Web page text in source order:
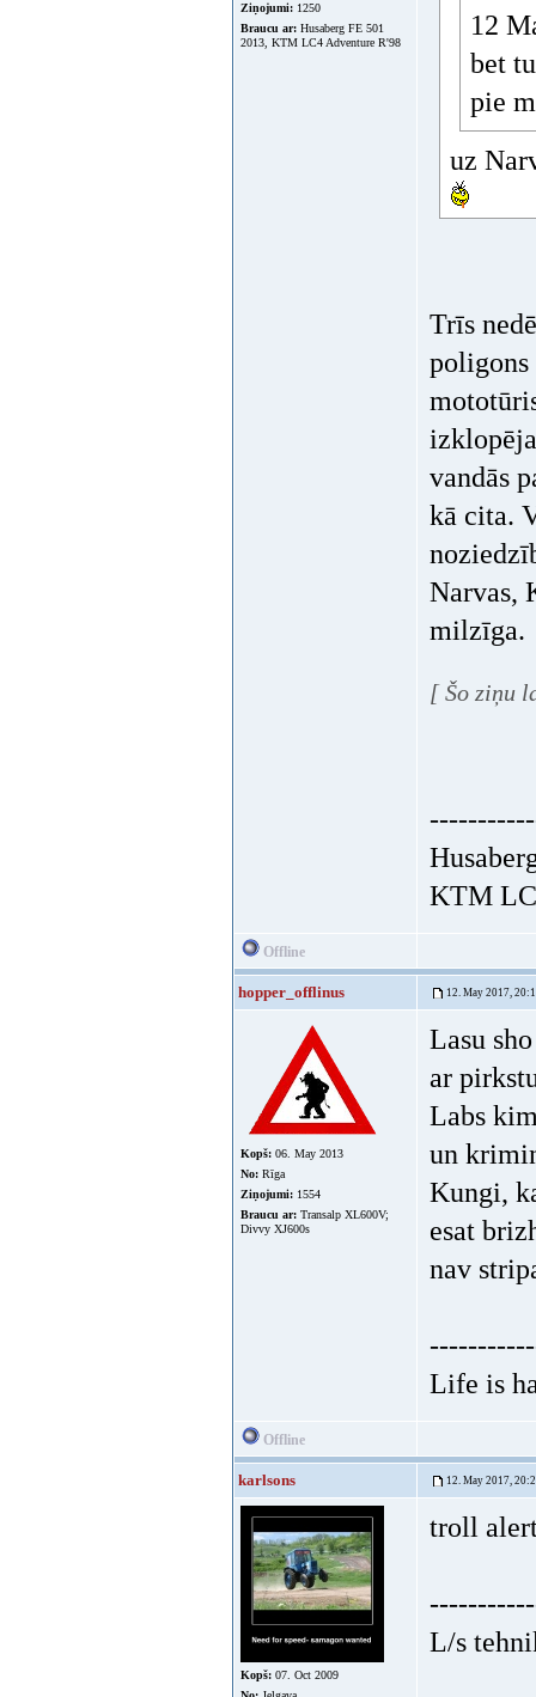
Ziņojumi: 1250
Braucu ar: Husaberg FE 501
2013, KTM LC4 Adventure R'98
12
bet
pie
uz
Trīs
poligons
vandās
kā cita.
Narvas,
milzīga.
[ Šo ziņu
KTM
Offline
hopper_offlinus 12. May 2017,
Kopš: 06. May 2013
No: Rīga
Ziņojumi: 1554
Braucu ar: Transalp XL600V;
Divvy XJ600s
Lasu
ar
Labs
un
Kungi,
esat
nav
Life is
Offline
karlsons 12. May 2017,
Kopš: 07. Oct 2009
troll
L/s